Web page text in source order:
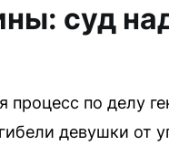
суд
процесс по делу
девушки от